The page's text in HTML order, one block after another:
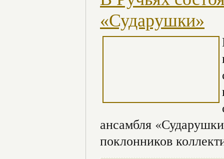
«Сударушки»
ансамбля
поклонников